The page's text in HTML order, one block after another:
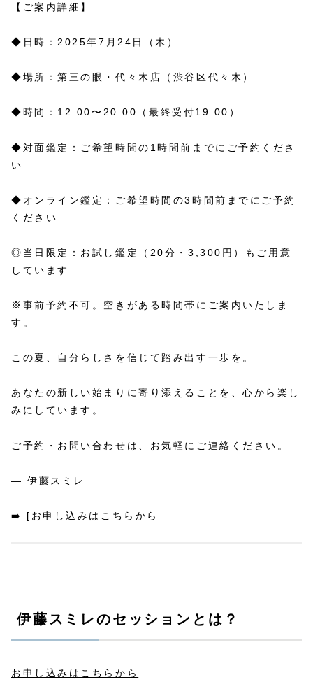
【ご案内詳細】
◆日時：2025年7月24日（木）
◆場所：第三の眼・代々木店（渋谷区代々木）
◆時間：12:00〜20:00（最終受付19:00）
◆対面鑑定：ご希望時間の1時間前までにご予約くださ
い
◆オンライン鑑定：ご希望時間の3時間前までにご予約
ください
◎当日限定：お試し鑑定（20分・3,300円）もご用意
しています
※事前予約不可。空きがある時間帯にご案内いたしま
す。
この夏、自分らしさを信じて踏み出す一歩を。
あなたの新しい始まりに寄り添えることを、心から楽し
みにしています。
ご予約・お問い合わせは、お気軽にご連絡ください。
— 伊藤スミレ
➡️ [ お申し込みはこちらから
伊藤スミレのセッションとは？
お申し込みはこちらから